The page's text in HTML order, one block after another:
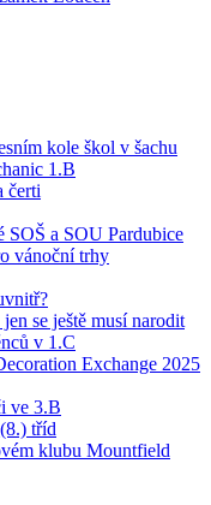
kole škol v šachu
1.B
čerti
SOŠ a SOU Pardubice
vánoční trhy
se ještě musí narodit
v 1.C
Exchange 2025
ve 3.B
tříd
klubu Mountfield